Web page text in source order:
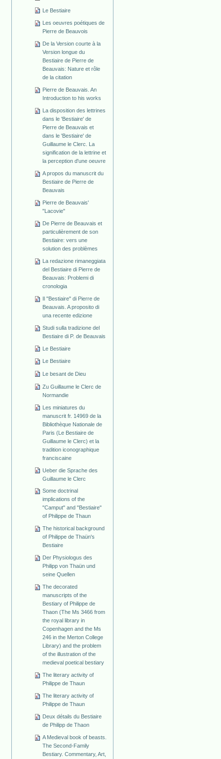
Le Bestiaire
Les oeuvres poétiques de
Pierre de Beauvois
De la Version courte à la
Version longue du
Bestiaire de Pierre de
Beauvais: Nature et rôle
de la citation
Pierre de Beauvais. An
Introduction to his works
La disposition des lettrines
dans le 'Bestiaire' de
Pierre de Beauvais et
dans le 'Bestiaire' de
Guillaume le Clerc. La
signification de la lettrine et
la perception d'une oeuvre
A propos du manuscrit du
Bestiaire de Pierre de
Beauvais
Pierre de Beauvais'
"Lacovie"
De Pierre de Beauvais et
particulièrement de son
Bestiaire: vers une
solution des problèmes
La redazione rimaneggiata
del Bestiaire di Pierre de
Beauvais: Problemi di
cronologia
Il "Bestiaire" di Pierre de
Beauvais. A proposito di
una recente edizione
Studi sulla tradizione del
Bestiaire di P. de Beauvais
Le Bestiaire
Le Bestiaire
Le besant de Dieu
Zu Guillaume le Clerc de
Normandie
Les miniatures du
manuscrit fr. 14969 de la
Bibliothèque Nationale de
Paris (Le Bestiaire de
Guillaume le Clerc) et la
tradition iconographique
franciscaine
Ueber die Sprache des
Guillaume le Clerc
Some doctrinal
implications of the
"Camput" and "Bestiaire"
of Philippe de Thaun
The historical background
of Philippe de Thaün's
Bestiaire
Der Physiologus des
Philipp von Thaün und
seine Quellen
The decorated
manuscripts of the
Bestiary of Philippe de
Thaon (The Ms 3466 from
the royal library in
Copenhagen and the Ms
246 in the Merton College
Library) and the problem
of the illustration of the
medieval poetical bestiary
The literary activity of
Philippe de Thaun
The literary activity of
Philippe de Thaun
Deux détails du Bestiaire
de Philipp de Thaon
A Medieval book of beasts.
The Second-Family
Bestiary. Commentary, Art,